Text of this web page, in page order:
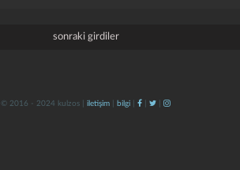
sonraki girdiler
© 2016 - 2024 kulzos | iletişim bilgi